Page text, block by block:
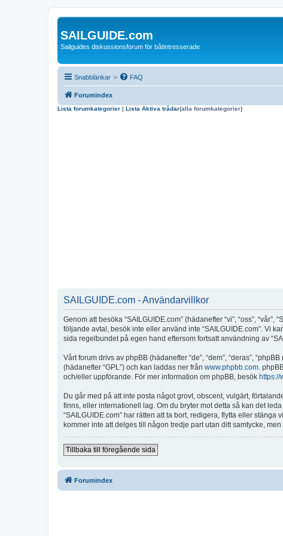
SAILGUIDE.com
Sailguides diskussionsforum för båtintresserade
Snabblänkar > FAQ
Forumindex
Lista forumkategorier | Lista Aktiva trådar(alla forumkategorier)
SAILGUIDE.com - Användarvillkor
Genom att besöka “SAILGUIDE.com” (hädanefter “vi”, “oss”,
följande avtal, besök inte eller använd inte “SAILGUIDE.com”. Vi
sida regelbundet på egen hand eftersom fortsatt användning av
Vårt forum drivs av phpBB (hädanefter “de”, “dem”, “deras”,
(hädanefter “GPL”) och kan laddas ner från www.phpbb.com .
och/eller uppförande. För mer information om phpBB, besök https://
Du går med på att inte posta något grovt, obscent, vulgärt,
finns, eller internationell lag. Om du bryter mot detta så kan det
“SAILGUIDE.com” har rätten att ta bort, redigera, flytta eller
kommer inte att delges till någon tredje part utan ditt samtycke,
Tillbaka till föregående sida
Forumindex